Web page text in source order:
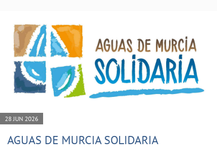
28 JUN 2026
AGUAS DE MURCIA SOLIDARIA